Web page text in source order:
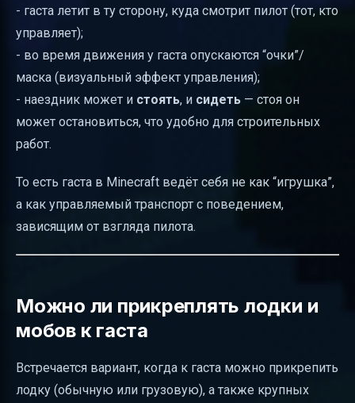
- гаста летит в ту сторону, куда смотрит пилот (тот, кто
управляет);
- во время движения у гаста опускаются “очки”/
маска (визуальный эффект управления);
- наездник может и стоять, и сидеть — стоя он
может остановиться, что удобно для строительных
работ.
То есть гаста в Minecraft ведёт себя не как “игрушка”,
а как управляемый транспорт с поведением,
зависящим от взгляда пилота.
Можно ли прикреплять лодки и
мобов к гаста
Встречается вариант, когда к гаста можно прикрепить
лодку (обычную или грузовую), а также крупных